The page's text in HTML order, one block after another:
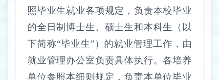
照毕业生就业各项规定，负责本校毕业
的全日制博士生、硕士生和本科生（以
下简称“毕业生”）的就业管理工作，由
就业管理办公室负责具体执行。各培养
单位参照本细则规定，负责本单位毕业